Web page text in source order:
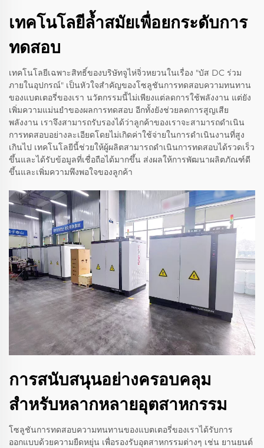
เทคโนโลยีล้ำสมัยเพื่อยกระดับการ
ทดสอบ
เทคโนโลยีเฉพาะสิทธิ์ของบริษัทจูไห่จิ่วหยวนในเรื่อง "บัส DC ร่วม
ภายในอุปกรณ์" เป็นหัวใจสำคัญของโซลูชันการทดสอบความทนทาน
ของแบตเตอรี่ของเรา นวัตกรรมนี้ไม่เพียงแต่ลดการใช้พลังงาน แต่ยัง
เพิ่มความแม่นยำของผลการทดสอบ อีกทั้งยังช่วยลดการสูญเสีย
พลังงาน เราจึงสามารถรับรองได้ว่าลูกค้าของเราจะสามารถดำเนิน
การทดสอบอย่างละเอียดโดยไม่เกิดค่าใช้จ่ายในการดำเนินงานที่สูง
เกินไป เทคโนโลยีนี้ช่วยให้ผู้ผลิตสามารถดำเนินการทดสอบได้รวดเร็ว
ขึ้นและได้รับข้อมูลที่เชื่อถือได้มากขึ้น ส่งผลให้การพัฒนาผลิตภัณฑ์ดี
ขึ้นและเพิ่มความพึงพอใจของลูกค้า
การสนับสนุนอย่างครอบคลุม
สำหรับหลากหลายอุตสาหกรรม
โซลูชันการทดสอบความทนทานของแบตเตอรี่ของเราได้รับการ
ออกแบบด้วยความยืดหยุ่น เพื่อรองรับอุตสาหกรรมต่างๆ เช่น ยานยนต์